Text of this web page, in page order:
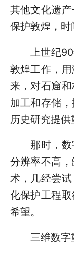
其他文化遗
保护敦煌，时
上世纪90
敦煌工作，
来，对石窟
加工和存储
历史研究提供
那时，数
分辨率不高
术，几经尝
化保护工程
希望。
三维数字